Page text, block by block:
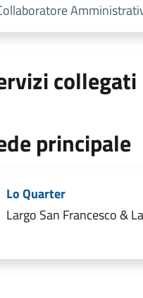
collegati
principale
Lo Quarter
Largo San Francesco &